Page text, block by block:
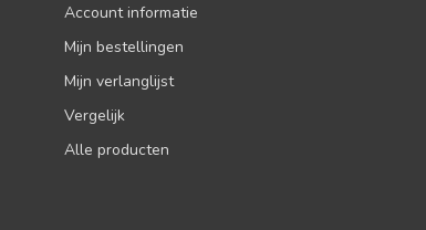
Account informatie
Mijn bestellingen
Mijn verlanglijst
Vergelijk
Alle producten